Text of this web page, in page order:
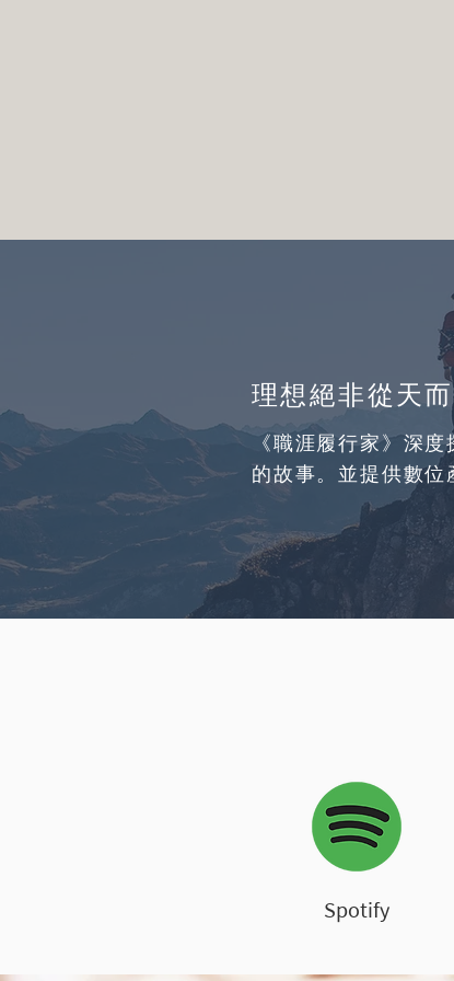
理想絕非從天
《職涯履行家》深
的故事。並提供數位
Spotify